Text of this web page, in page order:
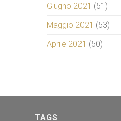
Giugno 2021 (51)
Maggio 2021 (53)
Aprile 2021 (50)
TAGS